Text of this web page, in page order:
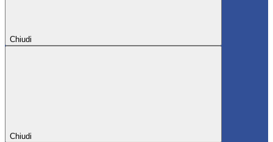
Chiudi
Chiudi